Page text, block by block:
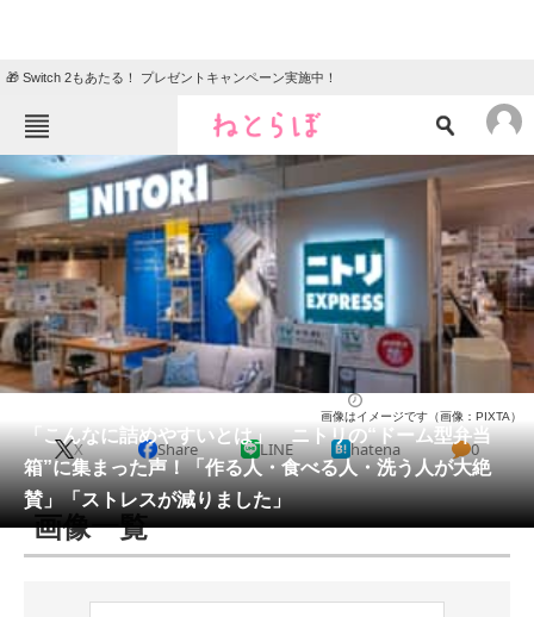
🎁 Switch 2もあたる！ プレゼントキャンペーン実施中！
ねとらぼメニュー
TOP ニュース
エンタメ クイズ
グルメ 地域
住まい 教育・育児
動物 リサーチ
会員記事
メディア
注目記事を集めた総合ページ
「こんなに詰めやすいとは」 ニトリの“ドーム型弁当
箱”に集まった声！「作る人・食べる人・洗う人が大絶
賛」「ストレスが減りました」
画像はイメージです（画像：PIXTA）
X Share LINE hatena 0
画像一覧